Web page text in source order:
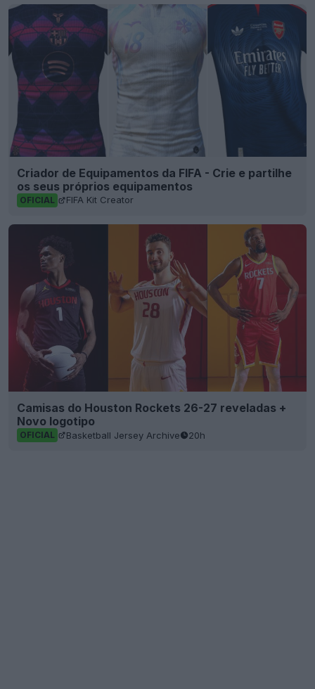
Criador de Equipamentos da FIFA - Crie e partilhe
os seus próprios equipamentos
OFICIAL FIFA Kit Creator
Camisas do Houston Rockets 26-27 reveladas +
Novo logotipo
OFICIAL Basketball Jersey Archive 20h